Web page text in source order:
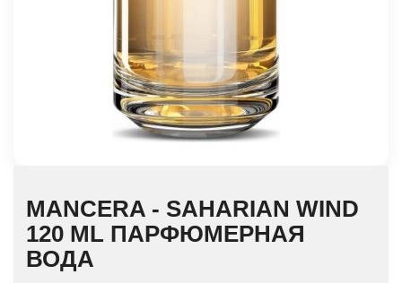
MANCERA - SAHARIAN WIND
120 ML ПАРФЮМЕРНАЯ
ВОДА